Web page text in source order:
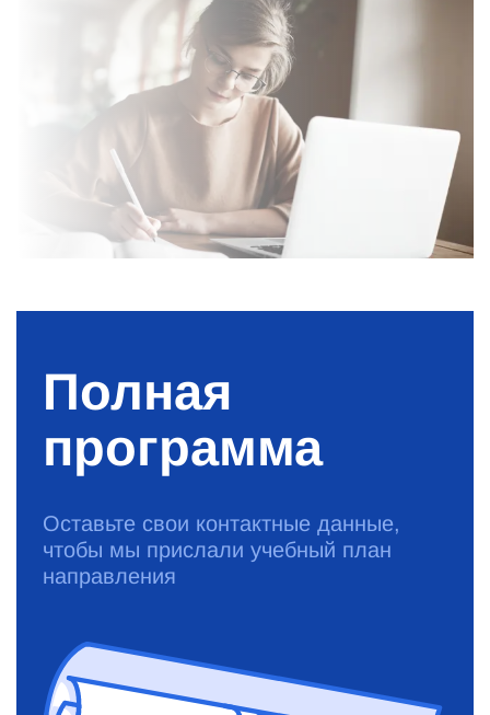
Полная
программа
Оставьте свои контактные данные,
чтобы мы прислали учебный план
направления